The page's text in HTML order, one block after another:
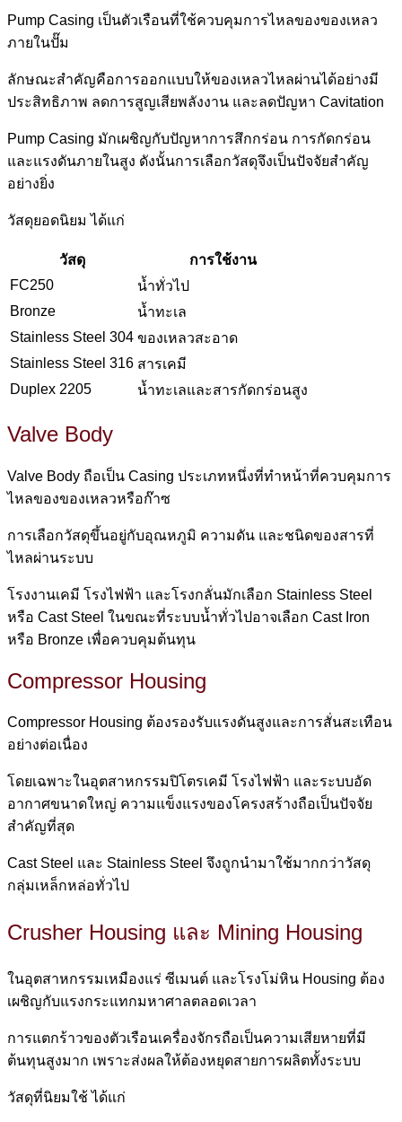
Pump Casing เป็นตัวเรือนที่ใช้ควบคุมการไหลของของเหลว
ภายในปั๊ม
ลักษณะสำคัญคือการออกแบบให้ของเหลวไหลผ่านได้อย่างมี
ประสิทธิภาพ ลดการสูญเสียพลังงาน และลดปัญหา Cavitation
Pump Casing มักเผชิญกับปัญหาการสึกกร่อน การกัดกร่อน
และแรงดันภายในสูง ดังนั้นการเลือกวัสดุจึงเป็นปัจจัยสำคัญ
อย่างยิ่ง
วัสดุยอดนิยม ได้แก่
วัสดุ
การใช้งาน
FC250
น้ำทั่วไป
Bronze
น้ำทะเล
Stainless Steel 304 ของเหลวสะอาด
Stainless Steel 316 สารเคมี
Duplex 2205
น้ำทะเลและสารกัดกร่อนสูง
Valve Body
Valve Body ถือเป็น Casing ประเภทหนึ่งที่ทำหน้าที่ควบคุมการ
ไหลของของเหลวหรือก๊าซ
การเลือกวัสดุขึ้นอยู่กับอุณหภูมิ ความดัน และชนิดของสารที่
ไหลผ่านระบบ
โรงงานเคมี โรงไฟฟ้า และโรงกลั่นมักเลือก Stainless Steel
หรือ Cast Steel ในขณะที่ระบบน้ำทั่วไปอาจเลือก Cast Iron
หรือ Bronze เพื่อควบคุมต้นทุน
Compressor Housing
Compressor Housing ต้องรองรับแรงดันสูงและการสั่นสะเทือน
อย่างต่อเนื่อง
โดยเฉพาะในอุตสาหกรรมปิโตรเคมี โรงไฟฟ้า และระบบอัด
อากาศขนาดใหญ่ ความแข็งแรงของโครงสร้างถือเป็นปัจจัย
สำคัญที่สุด
Cast Steel และ Stainless Steel จึงถูกนำมาใช้มากกว่าวัสดุ
กลุ่มเหล็กหล่อทั่วไป
Crusher Housing และ Mining Housing
ในอุตสาหกรรมเหมืองแร่ ซีเมนต์ และโรงโม่หิน Housing ต้อง
เผชิญกับแรงกระแทกมหาศาลตลอดเวลา
การแตกร้าวของตัวเรือนเครื่องจักรถือเป็นความเสียหายที่มี
ต้นทุนสูงมาก เพราะส่งผลให้ต้องหยุดสายการผลิตทั้งระบบ
วัสดุที่นิยมใช้ ได้แก่